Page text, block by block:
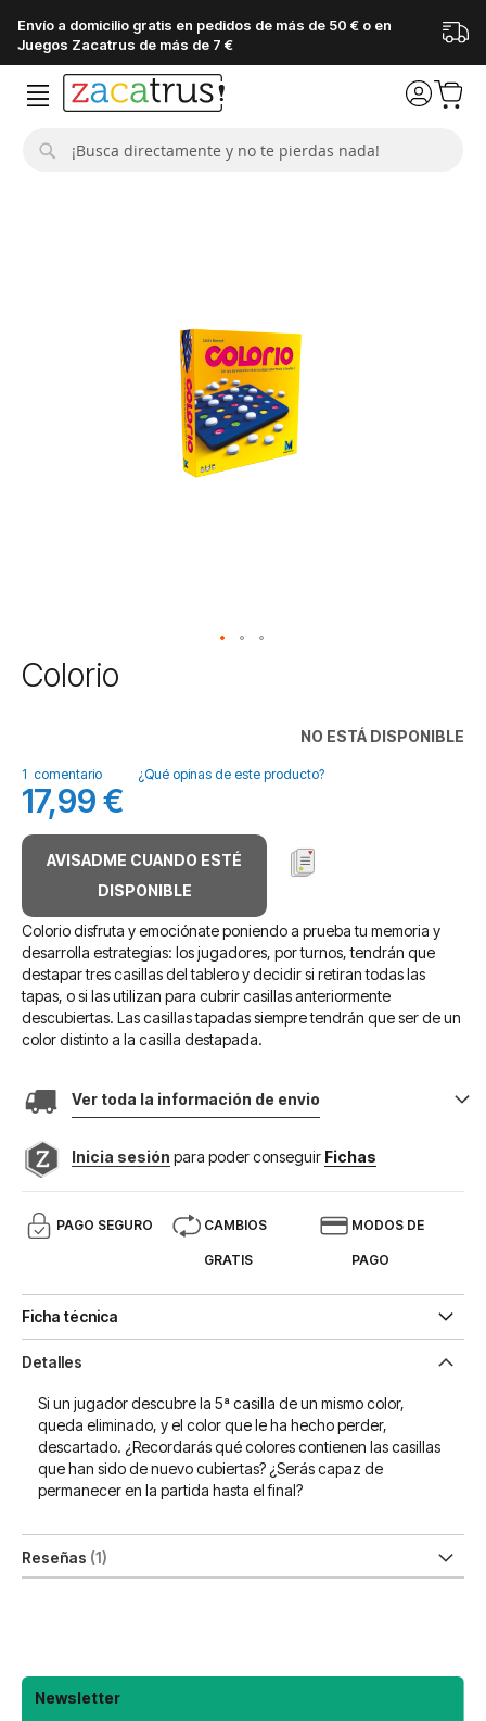
Envío a domicilio gratis en pedidos de más de 50 € o en
Juegos Zacatrus de más de 7 €
Saltar
al
galería
de
imágenes
Colorio
NO ESTÁ DISPONIBLE
1 comentario ¿Qué opinas de este producto?
17,99 €
AVISADME CUANDO ESTÉ
DISPONIBLE
Colorio disfruta y emociónate poniendo a prueba tu memoria y
desarrolla estrategias: los jugadores, por turnos, tendrán que
destapar tres casillas del tablero y decidir si retiran todas las
tapas, o si las utilizan para cubrir casillas anteriormente
descubiertas. Las casillas tapadas siempre tendrán que ser de un
color distinto a la casilla destapada.
Ver toda la información de envio
Inicia sesión para poder conseguir Fichas
PAGO SEGURO CAMBIOS
GRATIS
MODOS DE
PAGO
Ficha técnica
Detalles
Si un jugador descubre la 5ª casilla de un mismo color,
queda eliminado, y el color que le ha hecho perder,
descartado. ¿Recordarás qué colores contienen las casillas
que han sido de nuevo cubiertas? ¿Serás capaz de
permanecer en la partida hasta el final?
Reseñas 1
Newsletter